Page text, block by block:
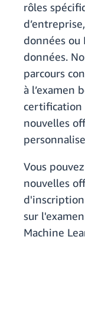
rôles
données ou
données.
parcours
à l’examen
certification
nouvelles
Vous
nouvelles
d'inscription
sur
Machine